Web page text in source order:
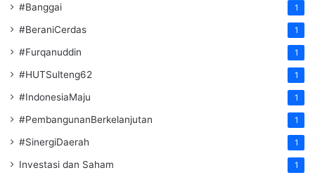
#Banggai 1
#BeraniCerdas 1
#Furqanuddin 1
#HUTSulteng62 1
#IndonesiaMaju 1
#PembangunanBerkelanjutan 1
#SinergiDaerah 1
Investasi dan Saham 1